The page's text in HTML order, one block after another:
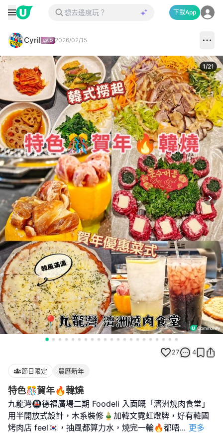
下載App
Cyril 2026/02/15
1/21
27 4
節日限定 農曆新年
特色🎊賀年🔥韓燒
九龍灣🚇德福廣場二期 Foodeli 入面嘅「濟洲燒肉食堂」
用半開放式設計，木系裝修🎍加韓文霓虹燈牌，好有韓國
烤肉店 feel🇰🇷，抽風都算力水，燒完一輪🔥都唔... 更多